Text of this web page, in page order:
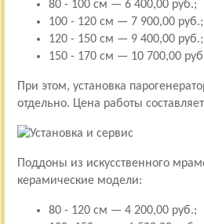
80 - 100 см — 6 400,00 руб.;
100 - 120 см — 7 900,00 руб.;
120 - 150 см — 9 400,00 руб.;
150 - 170 см — 10 700,00
При этом, установка
отдельно. Цена работы
Поддоны из искусственного
керамические модели:
80 - 120 см — 4 200,00 руб.;